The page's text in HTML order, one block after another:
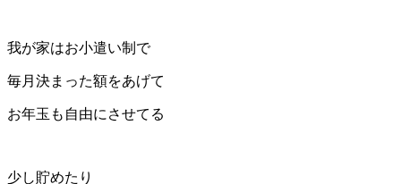
我が家はお小遣い制で
毎月決まった額をあげて
お年玉も自由にさせてる
少し貯めたり